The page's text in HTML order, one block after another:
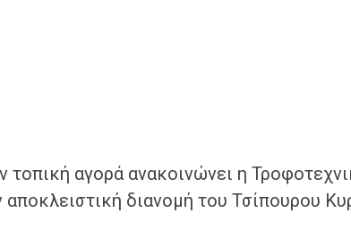
τοπική αγορά ανακοινώνει η
διανομή του Τσίπουρου